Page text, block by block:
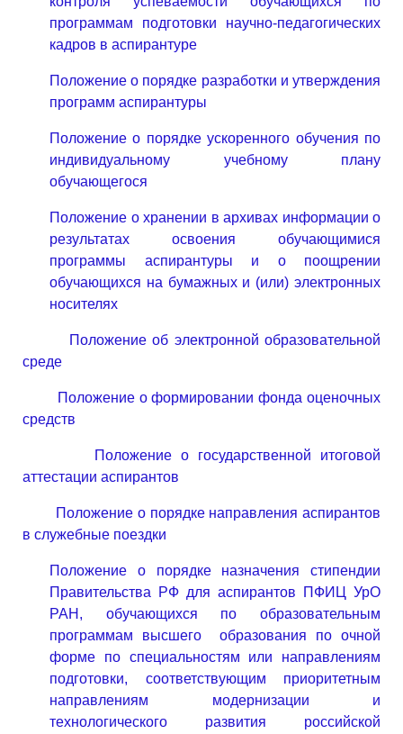
программам подготовки научно-педагогических
кадров в аспирантуре
Положение о порядке разработки и утверждения
программ аспирантуры
Положение о порядке ускоренного обучения по
индивидуальному учебному плану
обучающегося
Положение о хранении в архивах информации о
результатах освоения обучающимися
программы аспирантуры и о поощрении
обучающихся на бумажных и (или) электронных
носителях
Положение об электронной образовательной
среде
Положение о формировании фонда оценочных
средств
Положение о государственной итоговой
аттестации аспирантов
Положение о порядке направления аспирантов
в служебные поездки
Положение о порядке назначения стипендии
Правительства РФ для аспирантов ПФИЦ УрО
РАН, обучающихся по образовательным
программам высшего образования по очной
форме по специальностям или направлениям
подготовки, соответствующим приоритетным
направлениям модернизации и
технологического развития российской